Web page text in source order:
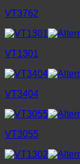
VT3762
VT1301
VT3404
VT3055